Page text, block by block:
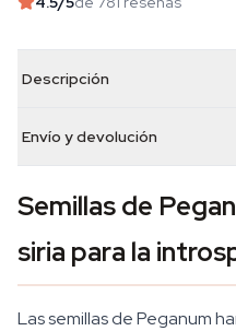
Descripción
Envío y devolución
Semillas de
siria para la
Las semillas de Peganum